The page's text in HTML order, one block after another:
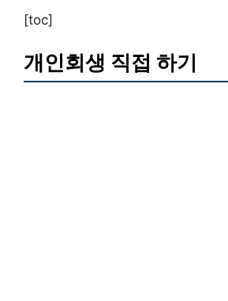
[toc]
개인회생 직접 하기